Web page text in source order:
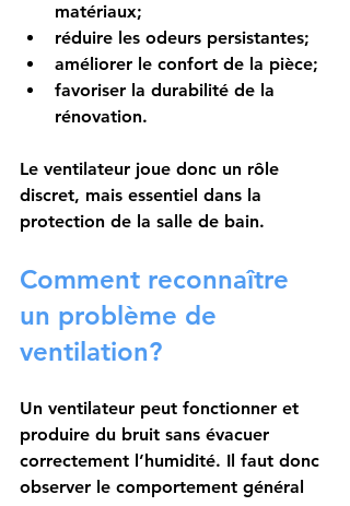
matériaux;
réduire les odeurs persistantes;
améliorer le confort de la pièce;
favoriser la durabilité de la
rénovation.
Le ventilateur joue donc un rôle
discret, mais essentiel dans la
protection de la salle de bain.
Comment reconnaître
un problème de
ventilation?
Un ventilateur peut fonctionner et
produire du bruit sans évacuer
correctement l’humidité. Il faut donc
observer le comportement général